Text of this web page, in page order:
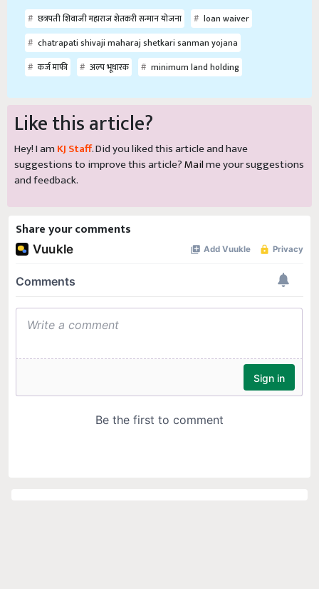
छत्रपती शिवाजी महाराज शेतकरी सन्मान योजना
loan waiver
chatrapati shivaji maharaj shetkari sanman yojana
कर्ज माफी
अल्प भूधारक minimum land holding
Like this article?
Hey! I am KJ Staff. Did you liked this article and have
suggestions to improve this article?Mailme your suggestions
and feedback.
Share your comments